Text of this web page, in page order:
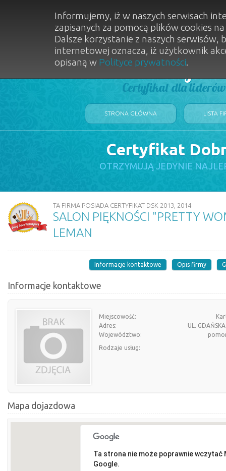
Dobry
Certyfikat dla
STRONA GŁÓWNA LISTA
Certyfikat
OTRZYMUJĄ JEDYNIE
TA FIRMA POSIADA CERTYFIKAT DSK 2013, 2014
SALON PIĘKNOŚCI "PRETTY
LEMAN
Informacje kontaktowe Opis firmy
Informacje kontaktowe
Miejscowość:
Adres:
UL.
Województwo:
Rodzaje usług:
Mapa dojazdowa
Ta strona nie może poprawnie wczytać
Google.
Informujemy, iż w naszych serwisach
zapisanych za pomocą plików cookies
Dalsze korzystanie z naszych
internetowej oznacza, iż użytkownik
opisaną w Polityce prywatności.